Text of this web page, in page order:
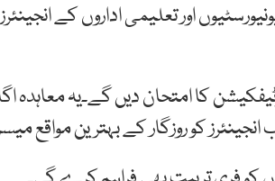
اور تعلیمی اداروں کے
کو روزگار کے بہترین مواقع